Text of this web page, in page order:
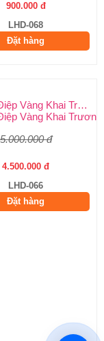
900.000 đ
LHD-068
Đặt hàng